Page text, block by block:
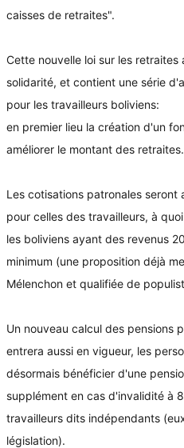
caisses de retraites".
Cette nouvelle loi sur les
solidarité, et contient une série
pour les travailleurs boliviens:
en premier lieu la création d'un
améliorer le montant des retraites.
Les cotisations patronales
pour celles des travailleurs, à
les boliviens ayant des revenus
minimum (une proposition déjà
Mélenchon et qualifiée de
Un nouveau calcul des pensions
entrera aussi en vigueur, les
désormais bénéficier d'une
supplément en cas d'invalidité à
travailleurs dits indépendants
législation).